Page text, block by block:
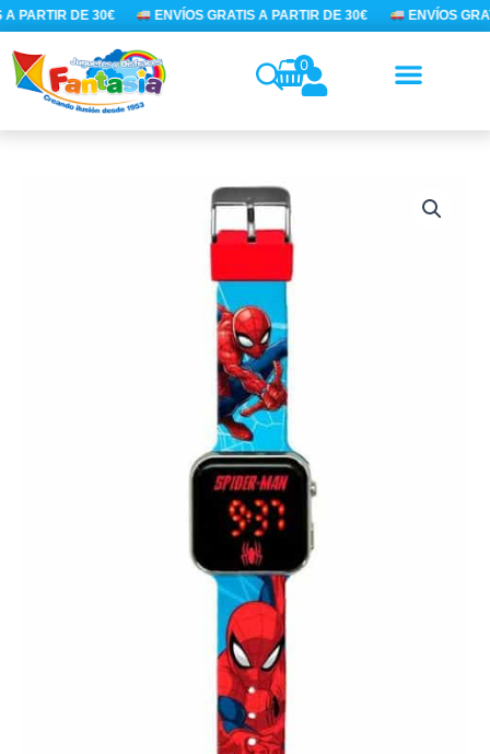
Ir
al
contenido
PARTIR DE 30€ ENVÍOS GRATIS A PARTIR DE 30€ ENVÍOS
0